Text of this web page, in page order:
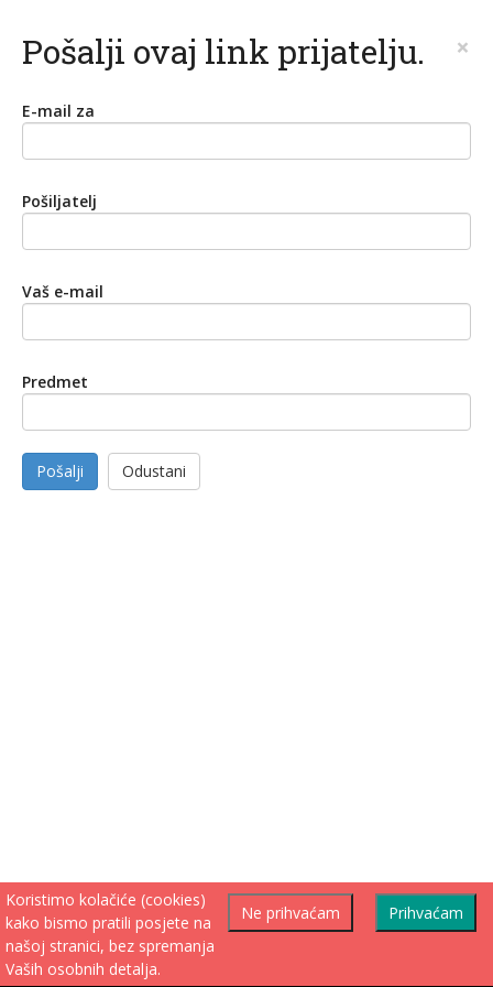
Pošalji ovaj link prijatelju. ×
E-mail za
Pošiljatelj
Vaš e-mail
Predmet
Pošalji Odustani
Prihvaćam
Ne prihvaćam
Koristimo kolačiće (cookies)
kako bismo pratili posjete na
našoj stranici, bez spremanja
Vaših osobnih detalja.